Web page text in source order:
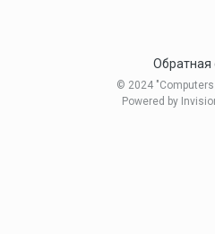
Обратная
© 2024
Powered by